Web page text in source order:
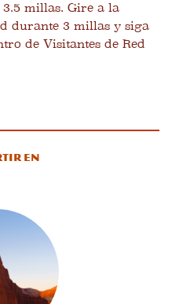
millas. Gire a la
durante 3 millas y siga
de Visitantes de Red
en